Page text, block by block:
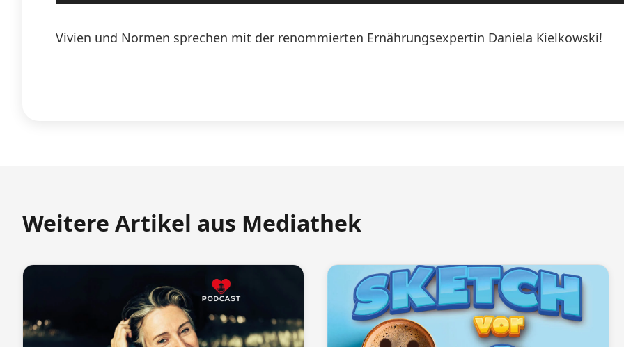
Player
Vivien und Normen sprechen mit der renommierten Ernährungsexpertin Daniela Kielkowski!
Weitere Artikel aus Mediathek